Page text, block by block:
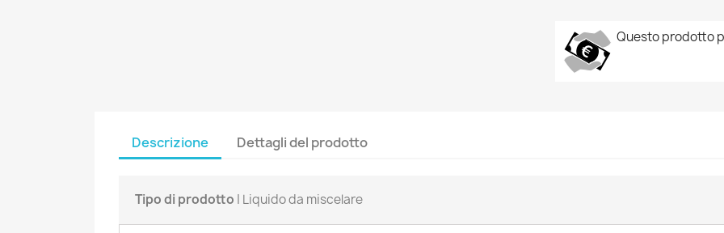
Questo prodotto
Descrizione Dettagli del prodotto
Tipo di prodotto | Liquido da miscelare